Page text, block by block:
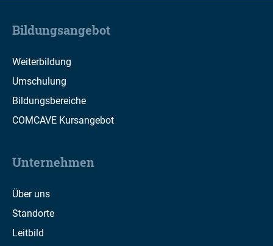
Bildungsangebot
Weiterbildung
Umschulung
Bildungsbereiche
COMCAVE Kursangebot
Unternehmen
Über uns
Standorte
Leitbild